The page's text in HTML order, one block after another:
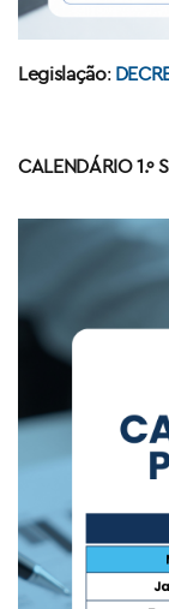
Legislação:
CALENDÁRIO 1.º